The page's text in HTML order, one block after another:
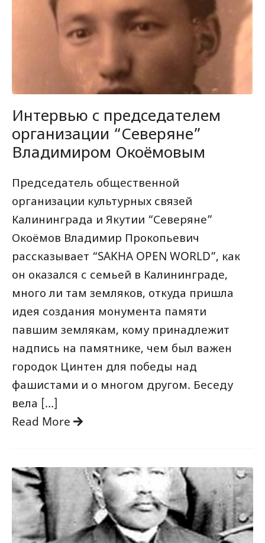
Интервью с председателем
организации “Северяне”
Владимиром Окоёмовым
Председатель общественной
организации культурных связей
Калининграда и Якутии “Северяне”
Окоёмов Владимир Прокопьевич
рассказывает “SAKHA OPEN WORLD”, как
он оказался с семьей в Калининграде,
много ли там земляков, откуда пришла
идея создания монумента памяти
павшим землякам, кому принадлежит
надпись на памятнике, чем был важен
городок Цинтен для победы над
фашистами и о многом другом. Беседу
вела […]
Read More